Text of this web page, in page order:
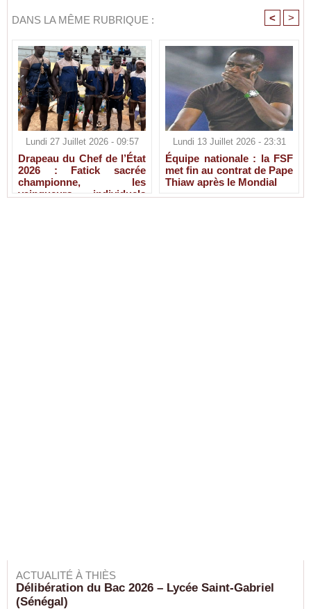
DANS LA MÊME RUBRIQUE : < >
Lundi 27 Juillet 2026 - 09:57
Drapeau du Chef de l’État
2026 : Fatick sacrée
championne, les
vainqueurs individuels
Lundi 13 Juillet 2026 - 23:31
Équipe nationale : la FSF
met fin au contrat de Pape
Thiaw après le Mondial
ACTUALITÉ À THIÈS
Délibération du Bac 2026 – Lycée Saint-Gabriel
(Sénégal)